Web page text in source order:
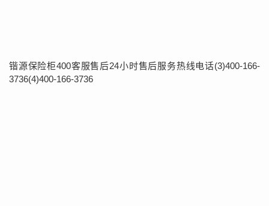
锴源保险柜400客服售后24小时售后服务热线电话(3)400-166-
3736(4)400-166-3736